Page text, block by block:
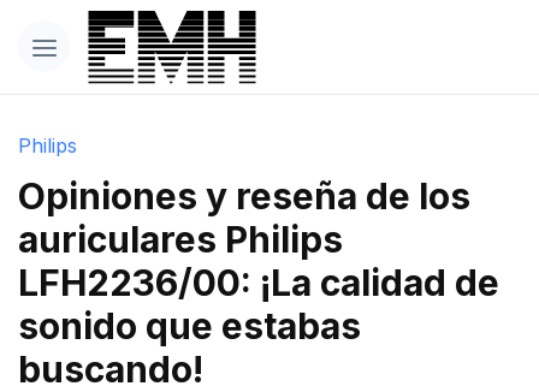
Philips
Opiniones y reseña de los
auriculares Philips
LFH2236/00: ¡La calidad de
sonido que estabas
buscando!